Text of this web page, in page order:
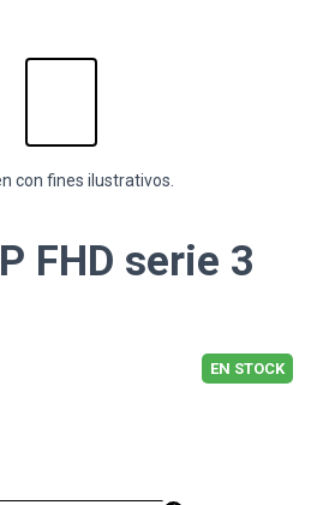
con fines ilustrativos.
FHD serie 3
EN STOCK